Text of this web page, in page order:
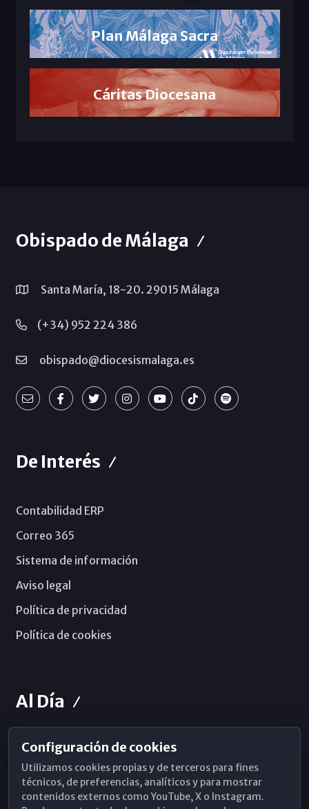
Plan Málaga Sacra
Cáritas Diocesana
Obispado de Málaga
Santa María, 18-20. 29015 Málaga
(+34) 952 224 386
obispado@diocesismalaga.es
De Interés
Contabilidad ERP
Correo 365
Sistema de información
Aviso legal
Política de privacidad
Política de cookies
Al Día
Horarios de Misa
Hemeroteca
WhatsApp
Configuración de cookies
Utilizamos cookies propias y de terceros para fines
técnicos, de preferencias, analíticos y para mostrar
contenidos externos como YouTube, X o Instagram.